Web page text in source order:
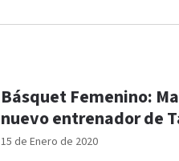
15 de Enero de 2020
Básquet Femenino:
nuevo entrenador de